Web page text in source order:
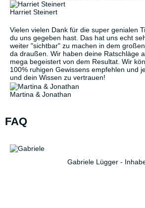
Harriet Steinert
Vielen vielen Dank für die super genialen
du uns gegeben hast. Das hat uns echt
weiter "sichtbar" zu machen in dem
da draußen. Wir haben deine Ratschläge
mega begeistert von dem Resultat. Wir
100% ruhigen Gewissens empfehlen und
und dein Wissen zu vertrauen!
Martina & Jonathan
FAQ
Gabriele Lügger -